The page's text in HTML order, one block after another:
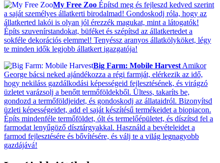
My Free Zoo Építsd meg és fejleszd kedved szerint
a saját személyes állatkerti birodalmad! Gondoskodj róla, hogy az
állatkerted lakói is olyan jól érezzék magukat, mint a látogatók!
Építs szuvenírstandokat, büféket és szépítsd az állatkertedet a
sokféle dekorációs elemmel! Tenyéssz aranyos állatkölyköket, légy
te minden idők legjobb állatkert igazgatója!
Big Farm: Mobile Harvest Amikor
George bácsi neked ajándékozza a régi farmját, elérkezik az idő,
hogy nekiláss gazdálkodási képességeid fejlesztésének, és virágzó
üzletet varázsolj a benőtt termőföldekből. Ültess, takaríts be,
gondozd a termőföldjeidet, és gondoskodj az állataidról. Bizonyítsd
üzleti képességeidet, add el saját készítésű termékeidet a biopiacon.
Építs mindenféle termőföldet, ólt és termelőépületet, és díszítsd fel a
farmodat lenyűgöző dísztárgyakkal. Használd a bevételeidet a
farmod fejlesztésére és bővítésére, és válj te a világ legnagyobb
gazdájává!